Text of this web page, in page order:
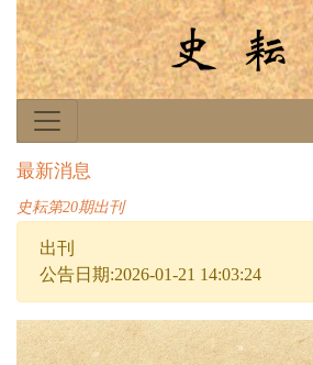
最新消息
史耘第20期出刊
出刊
公告日期:2026-01-21 14:03:24